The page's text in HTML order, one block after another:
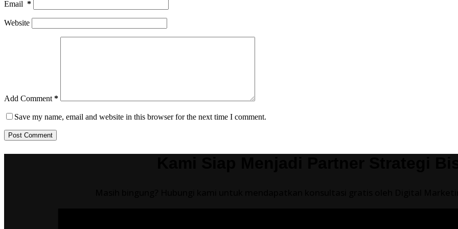
Email *
Website
Add Comment *
Save my name, email and website in this browser for the next time I comment.
Post Comment